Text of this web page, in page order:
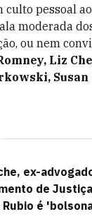
culto pessoal
moderada
ou nem
Liz
Susan
ex-
de
Rubio é